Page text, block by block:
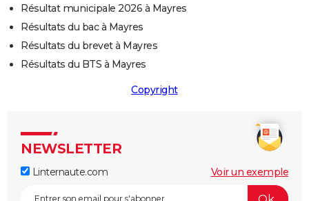
Résultat municipale 2026 à Mayres
Résultats du bac à Mayres
Résultats du brevet à Mayres
Résultats du BTS à Mayres
Copyright
NEWSLETTER
Linternaute.com Voir un exemple